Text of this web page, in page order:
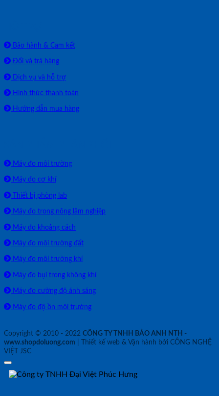
Bảo hành & Cam kết
Đổi và trả hàng
Dịch vụ và hỗ trợ
Hình thức thanh toán
Hướng dẫn mua hàng
Máy đo môi trường
Máy đo cơ khí
Thiết bị phòng lab
Máy đo trong nông lâm nghiệp
Máy đo khoảng cách
Máy đo môi trường đất
Máy đo môi trường khí
Máy đo bụi trong không khí
Máy đo cường độ ánh sáng
Máy đo độ ồn môi trường
Copyright © 2010 - 2022 CÔNG TY TNHH BẢO ANH NTH -
www.shopdoluong.com | Thiết kế web & Vận hành bởi CÔNG NGHỆ
VIỆT JSC